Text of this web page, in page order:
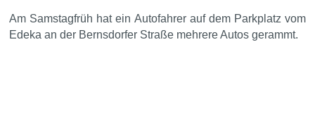
Am Samstagfrüh hat ein Autofahrer auf dem Parkplatz vom
Edeka an der Bernsdorfer Straße mehrere Autos gerammt.